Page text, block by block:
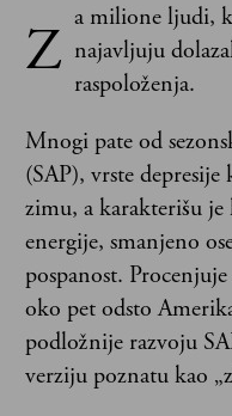
Z a milione ljudi,
najavljuju
raspoloženja.
Mnogi pate od
(SAP), vrste
zimu, a karakterišu
energije, smanjeno
pospanost.
oko pet odsto
podložnije razvoju
verziju poznatu kao